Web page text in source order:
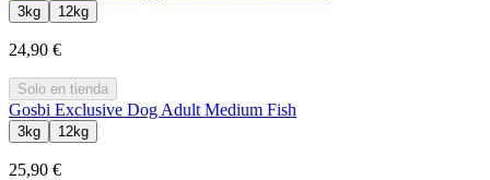
3kg 12kg
24,90 €
Solo en tienda
Gosbi Exclusive Dog Adult Medium Fish
3kg 12kg
25,90 €